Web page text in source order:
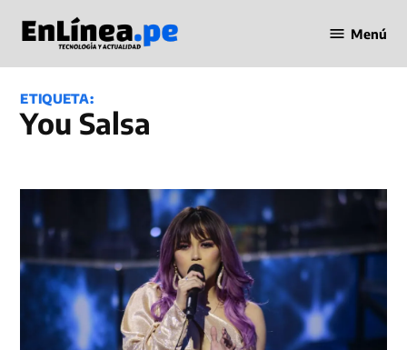
contenido
en Línea
Menú
ETIQUETA:
You Salsa